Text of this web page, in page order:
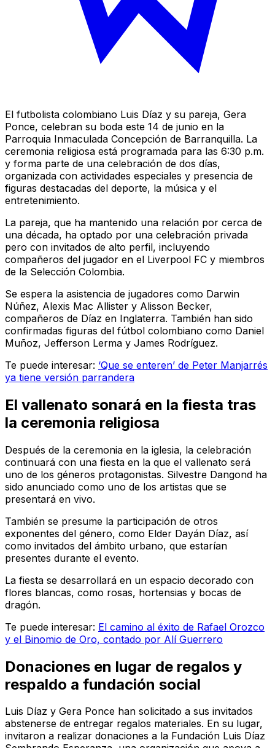
El futbolista colombiano Luis Díaz y su pareja, Gera
Ponce, celebran su boda este 14 de junio en la
Parroquia Inmaculada Concepción de Barranquilla. La
ceremonia religiosa está programada para las 6:30 p.m.
y forma parte de una celebración de dos días,
organizada con actividades especiales y presencia de
figuras destacadas del deporte, la música y el
entretenimiento.
La pareja, que ha mantenido una relación por cerca de
una década, ha optado por una celebración privada
pero con invitados de alto perfil, incluyendo
compañeros del jugador en el Liverpool FC y miembros
de la Selección Colombia.
Se espera la asistencia de jugadores como Darwin
Núñez, Alexis Mac Allister y Alisson Becker,
compañeros de Díaz en Inglaterra. También han sido
confirmadas figuras del fútbol colombiano como Daniel
Muñoz, Jefferson Lerma y James Rodríguez.
Te puede interesar: ‘Que se enteren’ de Peter Manjarrés
ya tiene versión parrandera
El vallenato sonará en la fiesta tras
la ceremonia religiosa
Después de la ceremonia en la iglesia, la celebración
continuará con una fiesta en la que el vallenato será
uno de los géneros protagonistas. Silvestre Dangond ha
sido anunciado como uno de los artistas que se
presentará en vivo.
También se presume la participación de otros
exponentes del género, como Elder Dayán Díaz, así
como invitados del ámbito urbano, que estarían
presentes durante el evento.
La fiesta se desarrollará en un espacio decorado con
flores blancas, como rosas, hortensias y bocas de
dragón.
Te puede interesar: El camino al éxito de Rafael Orozco
y el Binomio de Oro, contado por Alí Guerrero
Donaciones en lugar de regalos y
respaldo a fundación social
Luis Díaz y Gera Ponce han solicitado a sus invitados
abstenerse de entregar regalos materiales. En su lugar,
invitaron a realizar donaciones a la Fundación Luis Díaz